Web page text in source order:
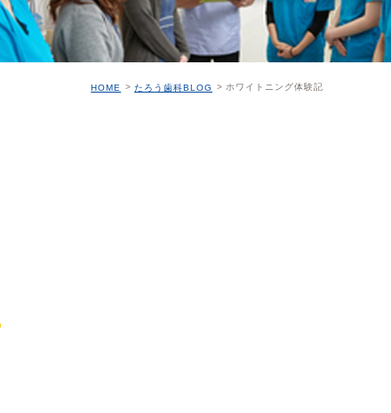
HOME たろう歯科BLOG ホワイトニング体験記